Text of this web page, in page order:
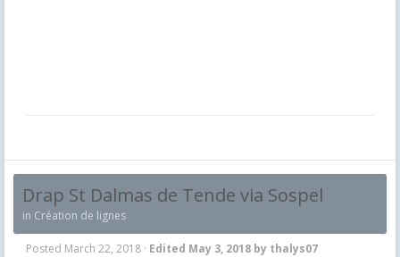
Drap St Dalmas de Tende via Sospel
in Création de lignes
Posted March 22, 2018 · Edited May 3, 2018 by thalys07